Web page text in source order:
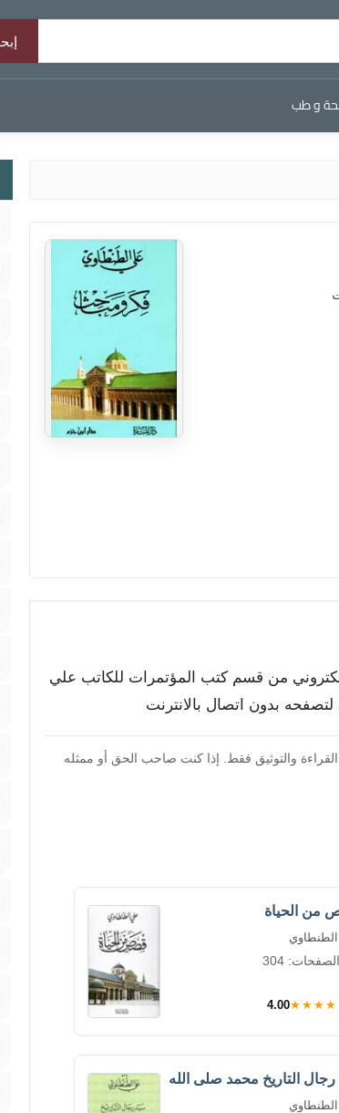
و طب
من قسم كتب المؤتمرات للكاتب علي
لتصفحه بدون اتصال بالانترنت
والتوثيق فقط. إذا كنت صاحب الحق أو ممثله
من الحياة
304
4.00
التاريخ محمد صلى الله